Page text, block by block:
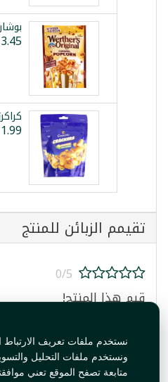
نستخدم ملفات تعريف الارتباط
ونستخدم ملفات التحليل
متابعة تصفح الموقع تعني
تقيمم الزبائن للمنتج
0/5
قيم هذا المنتج!